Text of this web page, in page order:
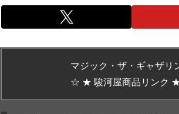
マジック・ザ・ギャザリ
☆ ★ 駿河屋商品リンク